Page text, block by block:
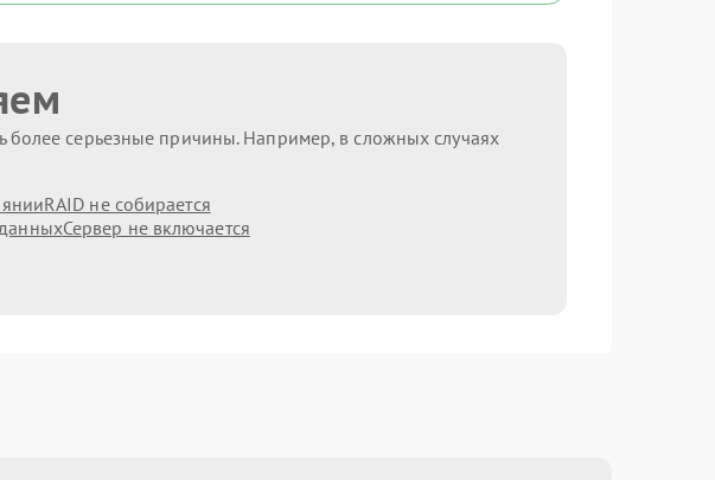
более серьезные причины. Например, в сложных случаях
RAID не собирается
Сервер не включается